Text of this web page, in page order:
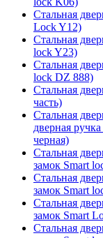
Стальная
Lock Y12)
Стальная
lock Y23)
Стальная
lock DZ 888)
Стальная
часть)
Стальная
дверная
черная)
Стальная
замок Smart
Стальная
замок Smart
Стальная
замок Smart
Стальная